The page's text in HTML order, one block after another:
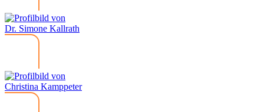
Dr. Simone Kallrath
Christina Kamppeter